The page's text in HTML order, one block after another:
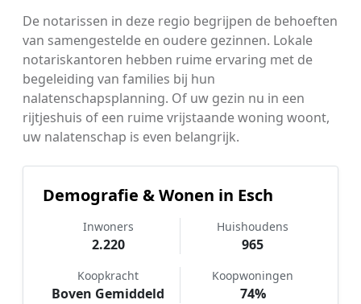
De notarissen in deze regio begrijpen de behoeften
van samengestelde en oudere gezinnen. Lokale
notariskantoren hebben ruime ervaring met de
begeleiding van families bij hun
nalatenschapsplanning. Of uw gezin nu in een
rijtjeshuis of een ruime vrijstaande woning woont,
uw nalatenschap is even belangrijk.
Demografie & Wonen in Esch
Inwoners
2.220
Huishoudens
965
Koopkracht
Boven Gemiddeld
Koopwoningen
74%